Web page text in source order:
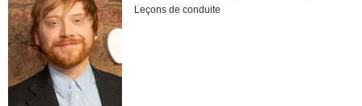
Leçons de conduite